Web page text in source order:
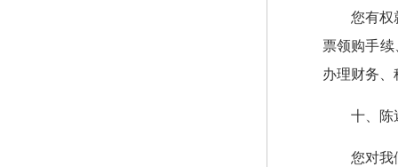
您有权
票领购手
办理财务
十、陈
您对我